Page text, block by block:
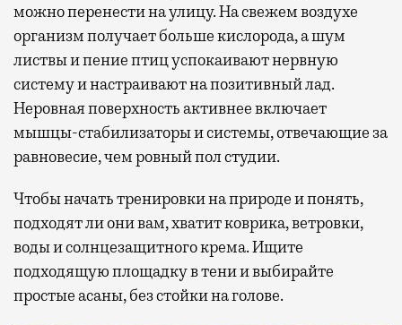
можно перенести на улицу. На свежем воздухе
организм получает больше кислорода, а шум
листвы и пение птиц успокаивают нервную
систему и настраивают на позитивный лад.
Неровная поверхность активнее включает
мышцы-стабилизаторы и системы, отвечающие за
равновесие, чем ровный пол студии.
Чтобы начать тренировки на природе и понять,
подходят ли они вам, хватит коврика, ветровки,
воды и солнцезащитного крема. Ищите
подходящую площадку в тени и выбирайте
простые асаны, без стойки на голове.